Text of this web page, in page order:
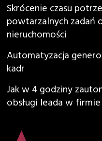
Skrócenie czasu
powtarzalnych zadań
nieruchomości
Automatyzacja
kadr
Jak w 4 godziny
obsługi leada w